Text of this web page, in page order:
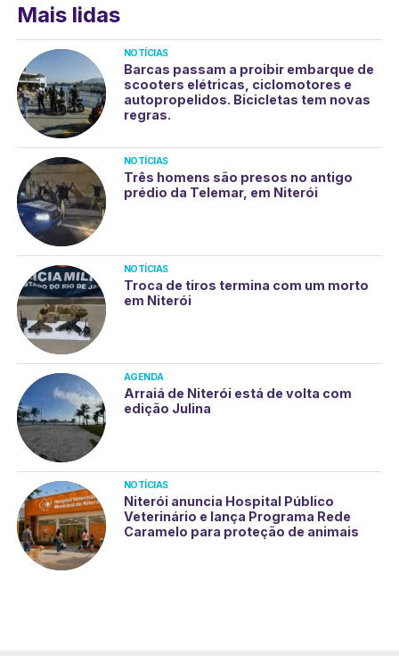
Mais lidas
NOTÍCIAS
Barcas passam a proibir embarque de
scooters elétricas, ciclomotores e
autopropelidos. Bicicletas tem novas
regras.
NOTÍCIAS
Três homens são presos no antigo
prédio da Telemar, em Niterói
NOTÍCIAS
Troca de tiros termina com um morto
em Niterói
AGENDA
Arraiá de Niterói está de volta com
edição Julina
NOTÍCIAS
Niterói anuncia Hospital Público
Veterinário e lança Programa Rede
Caramelo para proteção de animais